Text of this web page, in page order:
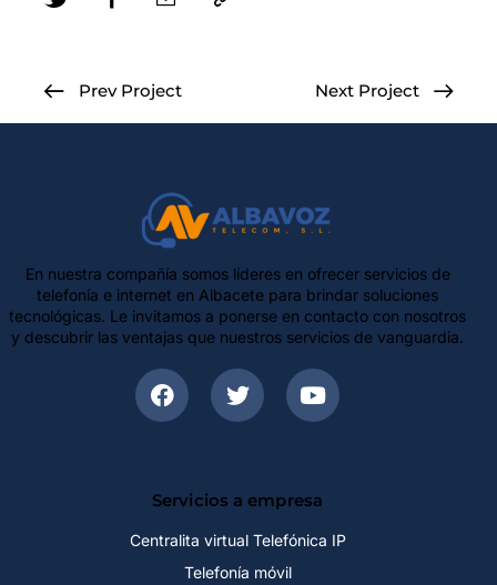
Prev Project Next Project
En nuestra compañía somos líderes en ofrecer servicios de
telefonía e internet en Albacete para brindar soluciones
tecnológicas. Le invitamos a ponerse en contacto con nosotros
y descubrir las ventajas que nuestros servicios de vanguardia.
Servicios a empresa
Centralita virtual Telefónica IP
Telefonía móvil